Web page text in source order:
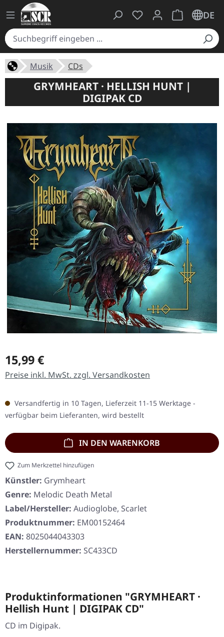
Du hast 0 Produkte
Warenkorb
DE
Musik CDs
GRYMHEART · HELLISH HUNT |
DIGIPAK CD
Regulärer Preis:
15,99 €
Preise inkl. MwSt. zzgl. Versandkosten
Versandfertig in 10 Tagen, Lieferzeit 11-15 Werktage -
verfügbar beim Lieferanten, wird bestellt
IN DEN WARENKORB
Zum Merkzettel hinzufügen
Künstler: Grymheart
Genre: Melodic Death Metal
Label/Hersteller: Audioglobe, Scarlet
Produktnummer: EM00152464
EAN: 8025044043303
Herstellernummer: SC433CD
Produktinformationen "GRYMHEART ·
Hellish Hunt | DIGIPAK CD"
CD im Digipak.